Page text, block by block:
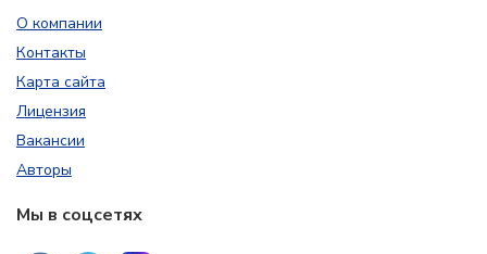
О компании
Контакты
Карта сайта
Лицензия
Вакансии
Авторы
Мы в соцсетях